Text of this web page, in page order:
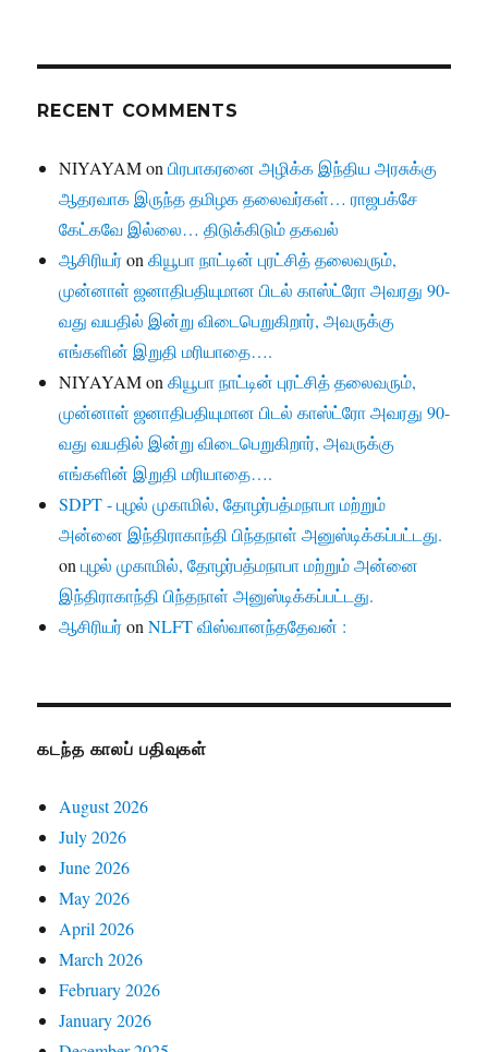
RECENT COMMENTS
NIYAYAMonபிரபாகரனை அழிக்க இந்திய அரசுக்கு
ஆதரவாக இருந்த தமிழக தலைவர்கள்… ராஜபக்சே
கேட்கவே இல்லை… திடுக்கிடும் தகவல்
ஆசிரியர்onகியூபா நாட்டின் புரட்சித் தலைவரும்,
முன்னாள் ஜனாதிபதியுமான பிடல் காஸ்ட்ரோ அவரது 90-
வது வயதில் இன்று விடைபெறுகிறார், அவருக்கு
எங்களின் இறுதி மரியாதை….
NIYAYAMonகியூபா நாட்டின் புரட்சித் தலைவரும்,
முன்னாள் ஜனாதிபதியுமான பிடல் காஸ்ட்ரோ அவரது 90-
வது வயதில் இன்று விடைபெறுகிறார், அவருக்கு
எங்களின் இறுதி மரியாதை….
SDPT - புழல் முகாமில், தோழர்பத்மநாபா மற்றும்
அன்னை இந்திராகாந்தி பிந்தநாள் அனுஸ்டிக்கப்பட்டது.
onபுழல் முகாமில், தோழர்பத்மநாபா மற்றும் அன்னை
இந்திராகாந்தி பிந்தநாள் அனுஸ்டிக்கப்பட்டது.
ஆசிரியர்onNLFT விஸ்வானந்ததேவன் :
கடந்த காலப் பதிவுகள்
August 2026
July 2026
June 2026
May 2026
April 2026
March 2026
February 2026
January 2026